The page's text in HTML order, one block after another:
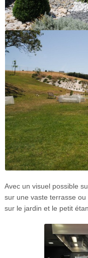
Avec un visuel possible
sur une vaste terrasse
sur le jardin et le petit